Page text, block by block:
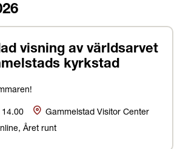
visning av världsarvet
kyrkstad
14.00 Plats
Gammelstad Visitor Center
Året runt